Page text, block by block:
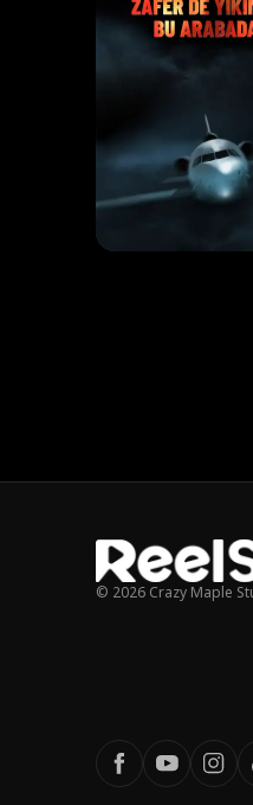
© 2026 Crazy Maple